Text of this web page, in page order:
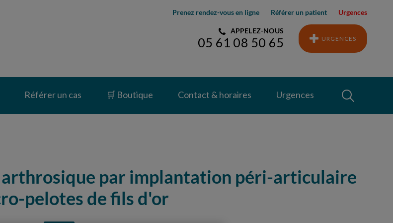
Prenez rendez-vous en ligne Référer un patient Urgences
APPELEZ-NOUS
05 61 08 50 65 URGENCES
Référer un cas 🛒 Boutique Contact & horaires Urgences
par implantation péri-articulaire
pelotes de fils d'or